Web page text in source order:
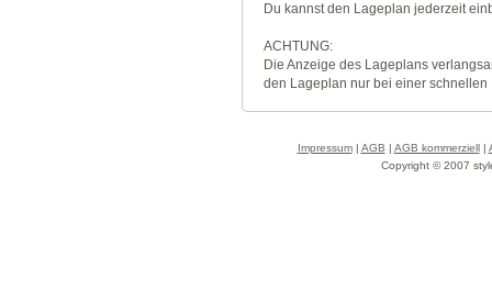
Du kannst den Lageplan jederzeit
ACHTUNG:
Die Anzeige des Lageplans
den Lageplan nur bei einer
Impressum| AGB | AGB kommerziell|
Copyright © 2007